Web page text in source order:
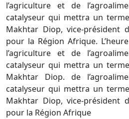
l’agriculture et de
catalyseur qui mettra un
Makhtar Diop, vice-président
pour la Région Afrique.
l’agriculture et de
catalyseur qui mettra un
Makhtar Diop. de
catalyseur qui mettra un
Makhtar Diop, vice-président
pour la Région Afrique